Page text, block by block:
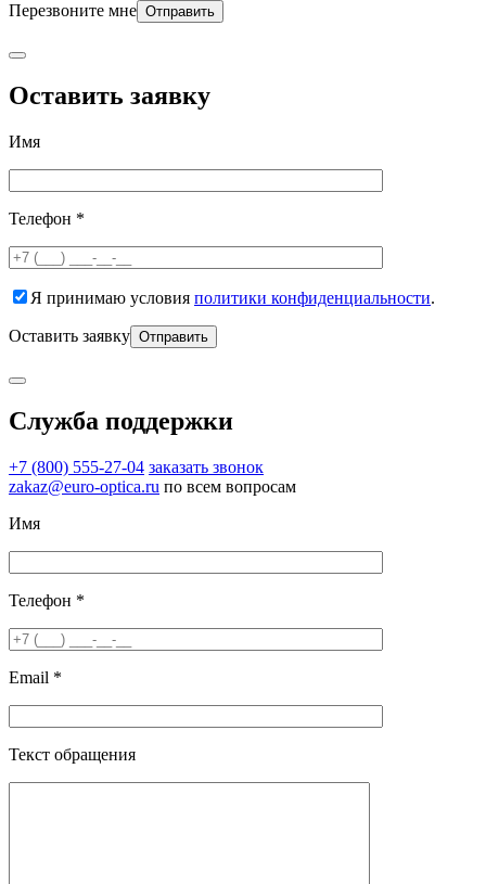
Перезвоните мне
Оставить заявку
Имя
Телефон *
Я принимаю условия политики конфиденциальности.
Оставить заявку
Служба поддержки
+7 (800) 555-27-04 заказать звонок
zakaz@euro-optica.ru по всем вопросам
Имя
Телефон *
Email *
Текст обращения